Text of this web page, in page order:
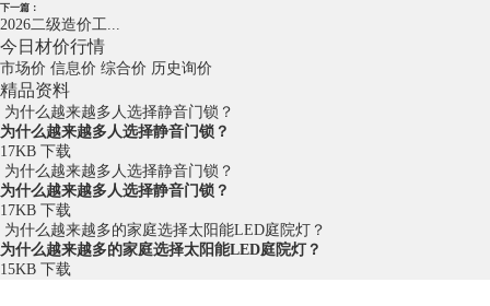
下一篇：
2026二级造价工...
今日材价行情
市场价 信息价 综合价 历史询价
精品资料
为什么越来越多人选择静音门锁？
为什么越来越多人选择静音门锁？
17KB 下载
为什么越来越多人选择静音门锁？
为什么越来越多人选择静音门锁？
17KB 下载
为什么越来越多的家庭选择太阳能LED庭院灯？
为什么越来越多的家庭选择太阳能LED庭院灯？
15KB 下载